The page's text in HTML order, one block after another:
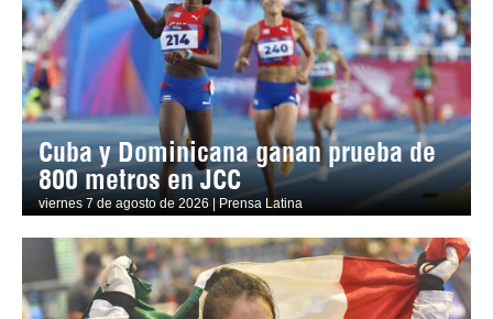
Cuba y Dominicana ganan prueba de
800 metros en JCC
viernes 7 de agosto de 2026 | Prensa Latina